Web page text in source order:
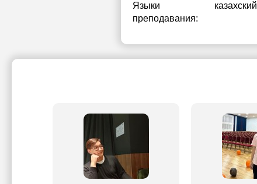
Языки
преподавания:
казахский